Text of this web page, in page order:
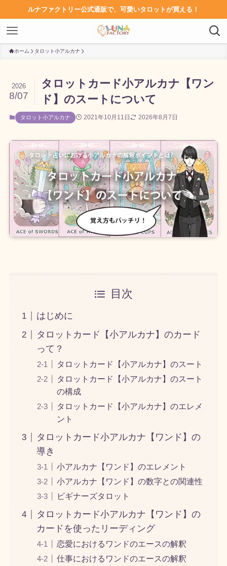
ルナファクトリー公式通販で、可愛いタロットが買える！
ホーム タロット小アルカナ
タロットカード小アルカナ【ワン
ド】のスートについて
2026
8/07
タロット小アルカナ 2021年10月11日 2026年8月7日
目次
はじめに
タロットカード【小アルカナ】のカード
って？
タロットカード【小アルカナ】のスート
タロットカード【小アルカナ】のスート
の構成
タロットカード【小アルカナ】のエレメ
ント
タロットカード小アルカナ【ワンド】の
導き
小アルカナ【ワンド】のエレメント
小アルカナ【ワンド】の数字との関連性
ビギナーズタロット
タロットカード小アルカナ【ワンド】の
カードを使ったリーディング
恋愛におけるワンドのエースの解釈
仕事におけるワンドのエースの解釈